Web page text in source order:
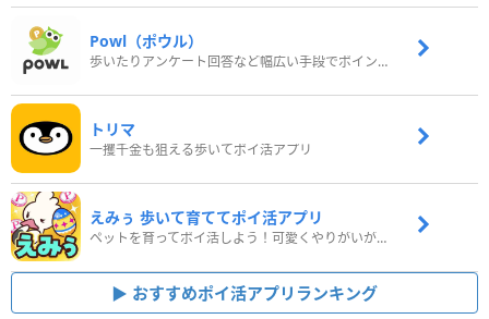
Powl（ポウル）
歩いたりアンケート回答など幅広い手段でポイントをゲット
トリマ
一攫千金も狙える歩いてポイ活アプリ
えみぅ 歩いて育ててポイ活アプリ
ペットを育ってポイ活しよう！可愛くやりがいがある新感覚アプリ
おすすめポイ活アプリランキング